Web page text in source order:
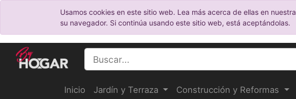
Usamos cookies en este sitio web. Lea más acerca de ellas en nuestra
su navegador. Si continúa usando este sitio web, está aceptándolas.
Inicio Jardín y Terraza Construcción y Reformas